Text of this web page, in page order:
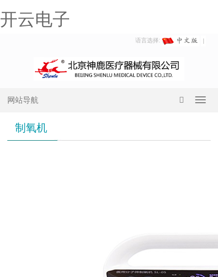
开云电子
语言选择:
网站导航
制氧机